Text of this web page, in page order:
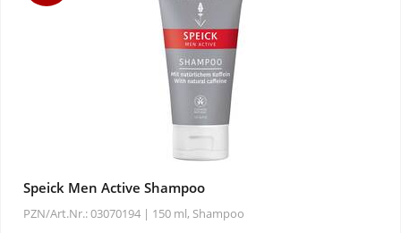
Speick Men Active Shampoo
PZN/Art.Nr.: 03070194 | 150 ml, Shampoo